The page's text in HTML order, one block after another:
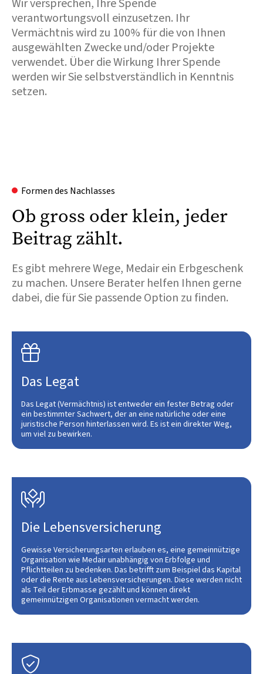
Wir versprechen, Ihre Spende
verantwortungsvoll einzusetzen. Ihr
Vermächtnis wird zu 100% für die von Ihnen
ausgewählten Zwecke und/oder Projekte
verwendet. Über die Wirkung Ihrer Spende
werden wir Sie selbstverständlich in Kenntnis
setzen.
Formen des Nachlasses
Ob gross oder klein, jeder
Beitrag zählt.
Es gibt mehrere Wege, Medair ein Erbgeschenk
zu machen. Unsere Berater helfen Ihnen gerne
dabei, die für Sie passende Option zu finden.

Das Legat
Das Legat (Vermächtnis) ist entweder ein fester Betrag oder
ein bestimmter Sachwert, der an eine natürliche oder eine
juristische Person hinterlassen wird. Es ist ein direkter Weg,
um viel zu bewirken.

Die Lebensversicherung
Gewisse Versicherungsarten erlauben es, eine gemeinnützige
Organisation wie Medair unabhängig von Erbfolge und
Pflichtteilen zu bedenken. Das betrifft zum Beispiel das Kapital
oder die Rente aus Lebensversicherungen. Diese werden nicht
als Teil der Erbmasse gezählt und können direkt
gemeinnützigen Organisationen vermacht werden.
